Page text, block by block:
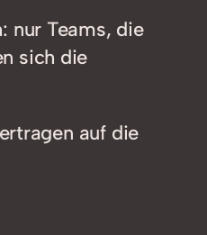
nur Teams, die
sich die
auf die